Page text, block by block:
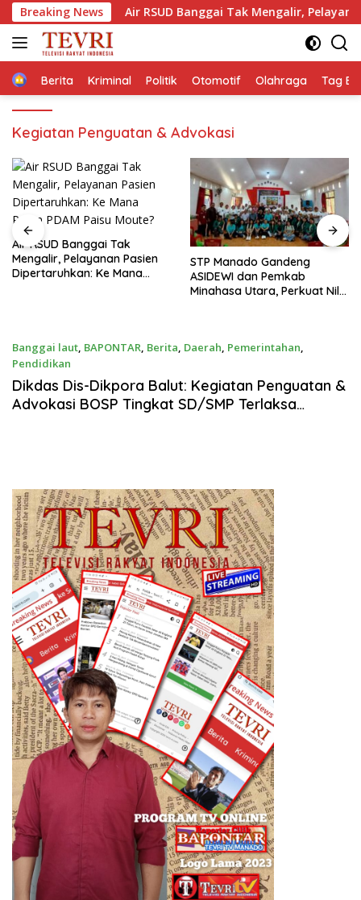
Langsung
ke
konten
Breaking NewsAir RSUD Banggai Tak Mengalir, Pelayanan
HomeBerita Kriminal Politik Otomotif Olahraga Tag
Kegiatan Penguatan & Advokasi
‎STP Manado Gandeng
ASIDEWI dan Pemkab
Bakti Kesehatan Kodam
Jaya – Polda Metro Jaya
Layani 1.876 Masyarakat di
Banggai laut, BAPONTAR, Berita, Daerah, Pemerintahan,
Pendidikan
Agustus 20, 2025
Dikdas Dis-Dikpora Balut: Kegiatan Penguatan &
Advokasi BOSP Tingkat SD/SMP Terlaksa